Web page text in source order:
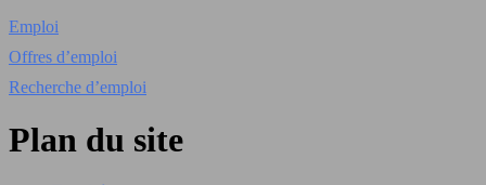
Emploi
Offres d’emploi
Recherche d’emploi
Plan du site